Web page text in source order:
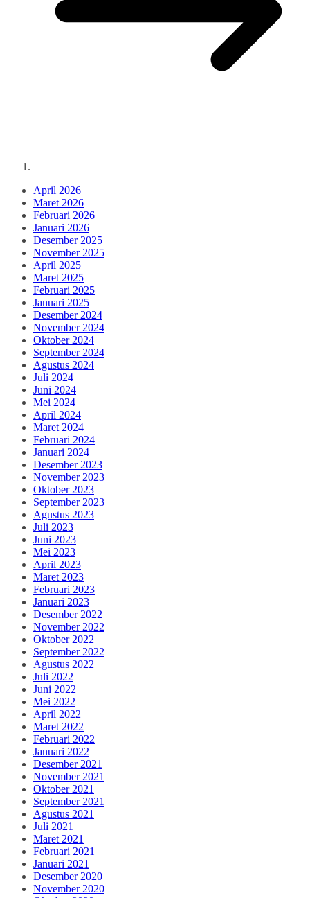
April 2026
Maret 2026
Februari 2026
Januari 2026
Desember 2025
November 2025
April 2025
Maret 2025
Februari 2025
Januari 2025
Desember 2024
November 2024
Oktober 2024
September 2024
Agustus 2024
Juli 2024
Juni 2024
Mei 2024
April 2024
Maret 2024
Februari 2024
Januari 2024
Desember 2023
November 2023
Oktober 2023
September 2023
Agustus 2023
Juli 2023
Juni 2023
Mei 2023
April 2023
Maret 2023
Februari 2023
Januari 2023
Desember 2022
November 2022
Oktober 2022
September 2022
Agustus 2022
Juli 2022
Juni 2022
Mei 2022
April 2022
Maret 2022
Februari 2022
Januari 2022
Desember 2021
November 2021
Oktober 2021
September 2021
Agustus 2021
Juli 2021
Maret 2021
Februari 2021
Januari 2021
Desember 2020
November 2020